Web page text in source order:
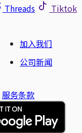
Threads
Tiktok
加入我们
公司新闻
服务条款